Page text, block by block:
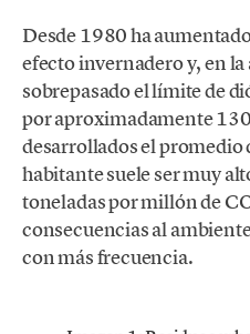
Desde 1980 ha
efecto invernadero y, en la
sobrepasado el límite de
por aproximadamente
desarrollados el promedio
habitante suele ser muy
toneladas por millón de
consecuencias al
con más frecuencia.